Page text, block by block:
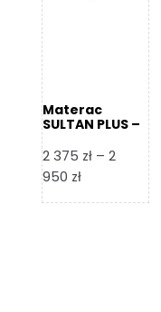
Materac
SULTAN PLUS –
2 375 zł – 2
950 złZakres